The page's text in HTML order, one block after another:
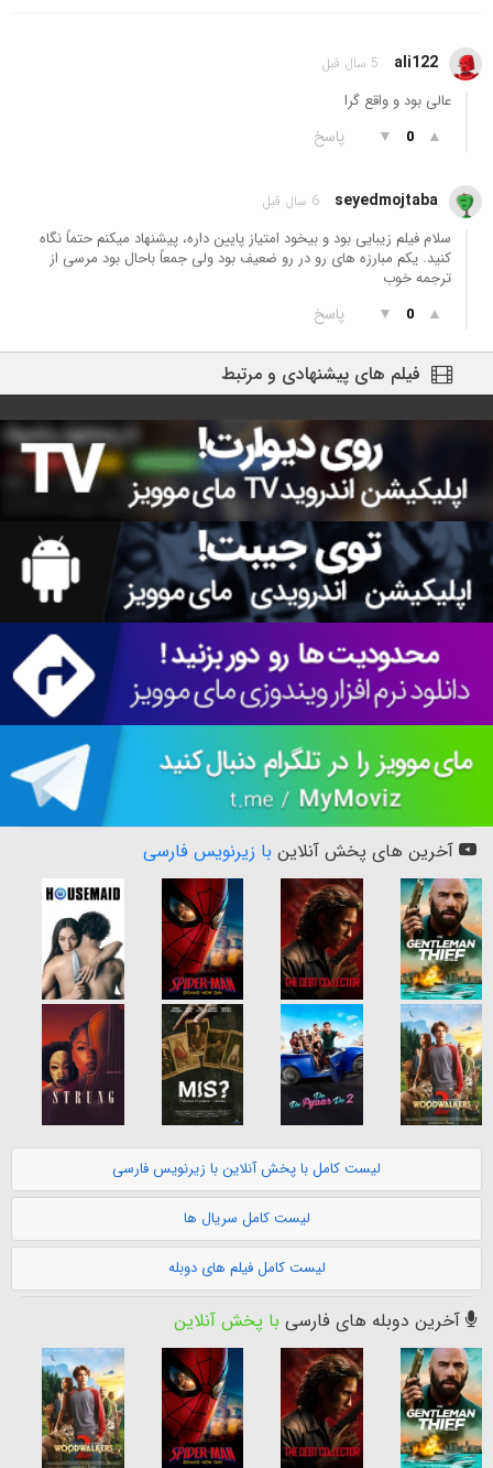
ali122 5 سال قبل
عالی بود و واقع گرا
▲
0
▼ پاسخ
seyedmojtaba 6 سال قبل
سلام فیلم زیبایی بود و بیخود امتیاز پایین داره، پیشنهاد میکنم حتماً نگاه
کنید. یکم مبارزه های رو در رو ضعیف بود ولی جمعاً باحال بود مرسی از
ترجمه خوب
▲
0
▼ پاسخ
فیلم های پیشنهادی و مرتبط
آخرین های پخش آنلاین با زیرنویس فارسی
لیست کامل با پخش آنلاین با زیرنویس فارسی
لیست کامل سریال ها
لیست کامل فیلم های دوبله
آخرین دوبله های فارسی با پخش آنلاین